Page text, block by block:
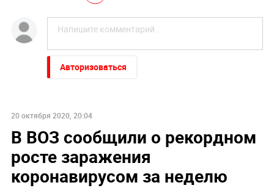
Авторизоваться
20 октября 2020, 20:04
В ВОЗ сообщили о рекордном
росте заражения
коронавирусом за неделю